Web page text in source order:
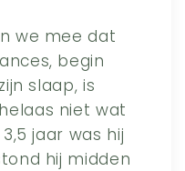
we mee dat
begin
slaap, is
niet wat
jaar was hij
hij midden